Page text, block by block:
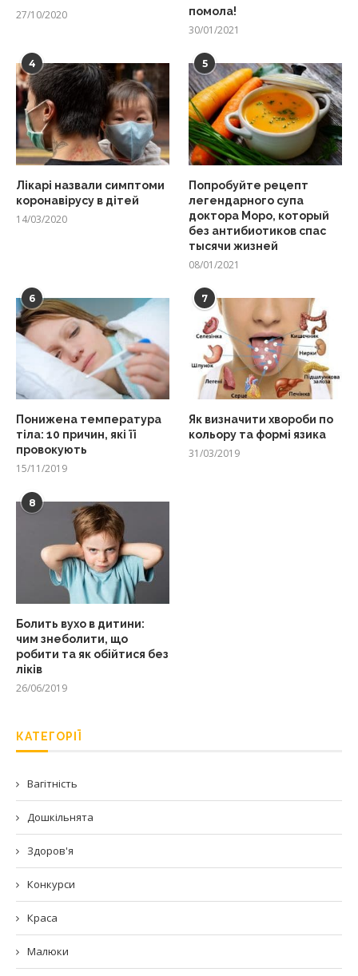
27/10/2020
помола!
30/01/2021
4
Лікарі назвали симптоми
коронавірусу в дітей
14/03/2020
5
Попробуйте рецепт
легендарного супа
доктора Моро, который
без антибиотиков спас
тысячи жизней
08/01/2021
6
Понижена температура
тіла: 10 причин, які її
провокують
15/11/2019
7
Як визначити хвороби по
кольору та формі язика
31/03/2019
8
Болить вухо в дитини:
чим знеболити, що
робити та як обійтися без
ліків
26/06/2019
КАТЕГОРІЇ
Вагітність
Дошкільнята
Здоров'я
Конкурси
Краса
Малюки